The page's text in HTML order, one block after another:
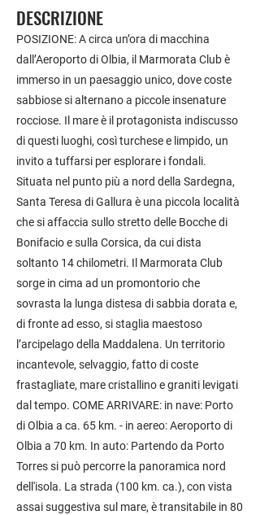
DESCRIZIONE
POSIZIONE: A circa un’ora di macchina
dall’Aeroporto di Olbia, il Marmorata Club è
immerso in un paesaggio unico, dove coste
sabbiose si alternano a piccole insenature
rocciose. Il mare è il protagonista indiscusso
di questi luoghi, così turchese e limpido, un
invito a tuffarsi per esplorare i fondali.
Situata nel punto più a nord della Sardegna,
Santa Teresa di Gallura è una piccola località
che si affaccia sullo stretto delle Bocche di
Bonifacio e sulla Corsica, da cui dista
soltanto 14 chilometri. Il Marmorata Club
sorge in cima ad un promontorio che
sovrasta la lunga distesa di sabbia dorata e,
di fronte ad esso, si staglia maestoso
l’arcipelago della Maddalena. Un territorio
incantevole, selvaggio, fatto di coste
frastagliate, mare cristallino e graniti levigati
dal tempo. COME ARRIVARE: in nave: Porto
di Olbia a ca. 65 km. - in aereo: Aeroporto di
Olbia a 70 km. In auto: Partendo da Porto
Torres si può percorre la panoramica nord
dell'isola. La strada (100 km. ca.), con vista
assai suggestiva sul mare, è transitabile in 80